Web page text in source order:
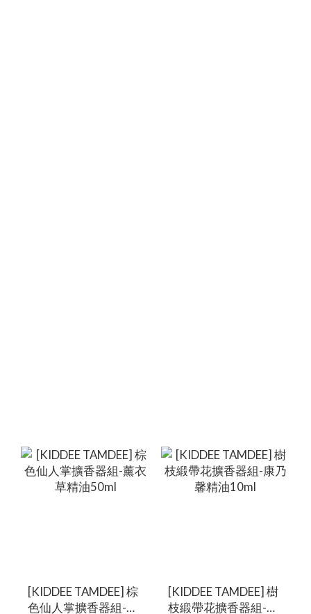
[KIDDEE TAMDEE] 棕
色仙人掌擴香器組-薰
[KIDDEE TAMDEE] 樹
枝緞帶花擴香器組-康